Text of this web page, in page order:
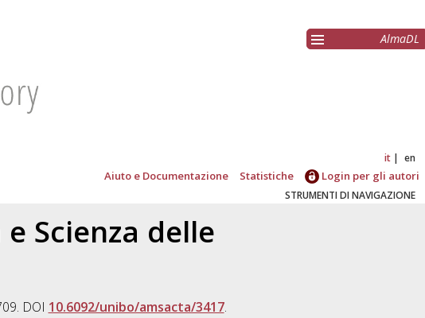
AlmaDL
it en
Aiuto e Documentazione Statistiche Login per gli autori
STRUMENTI DI NAVIGAZIONE
Scienza delle
DOI 10.6092/unibo/amsacta/3417.